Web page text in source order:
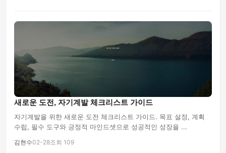
새로운 도전, 자기계발 체크리스트 가이드
자기계발을 위한 새로운 도전 체크리스트 가이드. 목표 설정, 계획
수립, 필수 도구와 긍정적 마인드셋으로 성공적인 성장을 ...
김현수02-28조회 109